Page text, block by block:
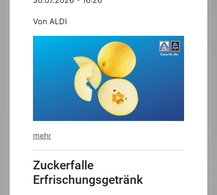
Von ALDI
mehr
Zuckerfalle
Erfrischungsgetränk